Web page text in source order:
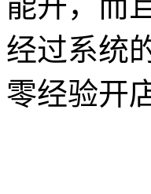
经过系统
零经验开